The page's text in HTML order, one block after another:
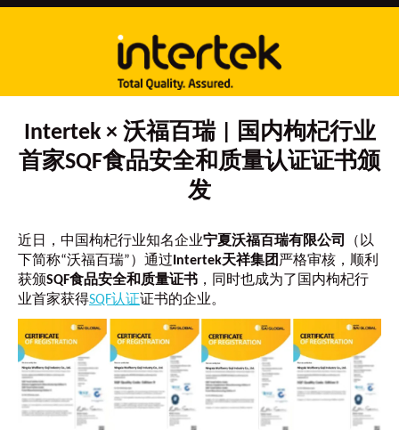
Intertek × 沃福百瑞 | 国内枸杞行业
首家SQF食品安全和质量认证证书颁
发
近日，中国枸杞行业知名企业宁夏沃福百瑞有限公司
（以
下简称“沃福百瑞”）通过 Intertek天祥集团 严格审核，顺利
获颁SQF食品安全和质量证书 ，同时也成为了国内枸杞行
业首家获得SQF认证证书的企业。